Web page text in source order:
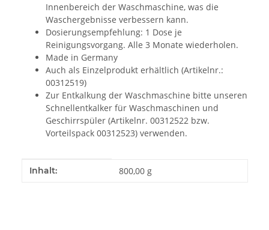
Innenbereich der Waschmaschine, was die
Waschergebnisse verbessern kann.
Dosierungsempfehlung: 1 Dose je
Reinigungsvorgang. Alle 3 Monate wiederholen.
Made in Germany
Auch als Einzelprodukt erhältlich (Artikelnr.:
00312519)
Zur Entkalkung der Waschmaschine bitte unseren
Schnellentkalker für Waschmaschinen und
Geschirrspüler (Artikelnr. 00312522 bzw.
Vorteilspack 00312523) verwenden.
Produkteigenschaft
Wert
Inhalt: 800,00 g